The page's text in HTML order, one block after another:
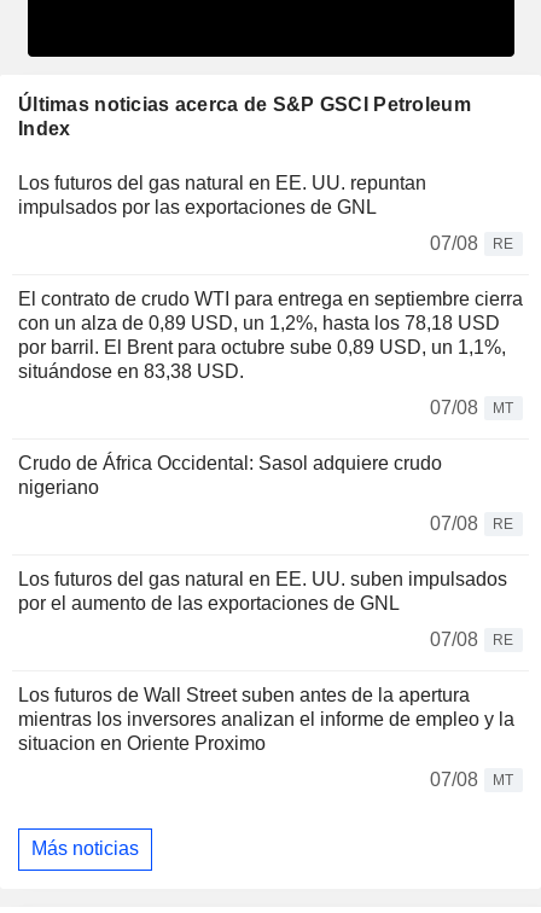
Últimas noticias acerca de S&P GSCI Petroleum
Index
Los futuros del gas natural en EE. UU. repuntan
impulsados por las exportaciones de GNL
07/08
RE
El contrato de crudo WTI para entrega en septiembre cierra
con un alza de 0,89 USD, un 1,2%, hasta los 78,18 USD
por barril. El Brent para octubre sube 0,89 USD, un 1,1%,
situándose en 83,38 USD.
07/08
MT
Crudo de África Occidental: Sasol adquiere crudo
nigeriano
07/08
RE
Los futuros del gas natural en EE. UU. suben impulsados
por el aumento de las exportaciones de GNL
07/08
RE
Los futuros de Wall Street suben antes de la apertura
mientras los inversores analizan el informe de empleo y la
situacion en Oriente Proximo
07/08
MT
Más noticias